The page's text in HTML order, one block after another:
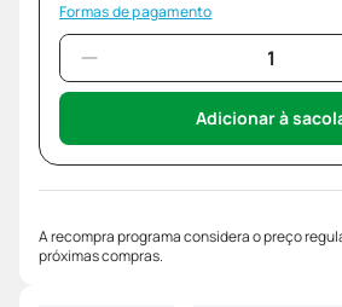
Formas de pagamento
Adicionar à
A recompra programa considera o preço
próximas compras.